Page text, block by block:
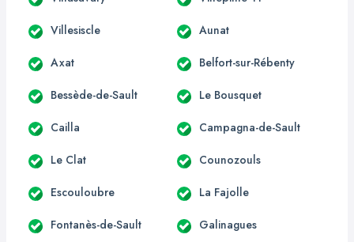
Villesiscle Aunat
Axat Belfort-sur-Rébenty
Bessède-de-Sault Le Bousquet
Cailla Campagna-de-Sault
Le Clat Counozouls
Escouloubre La Fajolle
Fontanès-de-Sault Galinagues